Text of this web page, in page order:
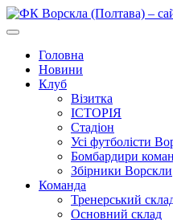
Головна
Новини
Клуб
Візитка
ІСТОРІЯ
Стадіон
Усі футболісти
Бомбардири
Збірники Ворскли
Команда
Тренерський
Основний склад